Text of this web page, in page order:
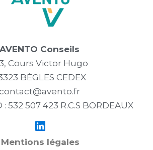
AVENTO Conseils
Cours Victor Hugo
BÈGLES CEDEX
: 532 507 423 R.C.S BORDEAUX
Mentions légales